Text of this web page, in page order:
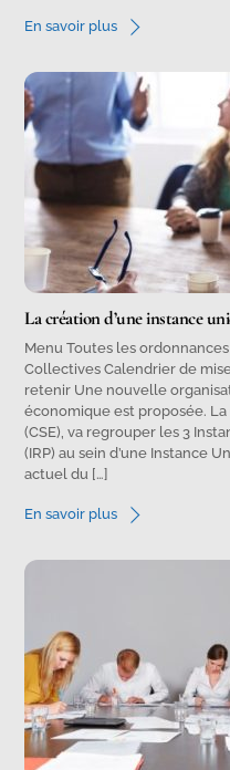
En savoir plus
La création d’une instance
Menu Toutes les
Collectives Calendrier de
retenir Une nouvelle
économique est proposée.
(CSE), va regrouper les 3
(IRP) au sein d’une Instance
actuel du […]
En savoir plus